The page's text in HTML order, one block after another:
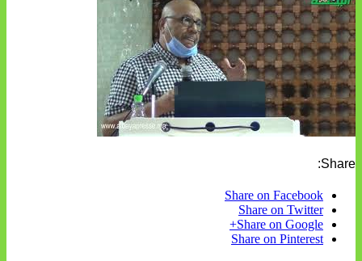
Share:
Share on Facebook
Share on Twitter
Share on Google+
Share on Pinterest